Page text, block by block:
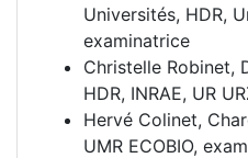
Universités, HDR,
examinatrice
Christelle Robinet,
HDR, INRAE, UR
Hervé Colinet,
UMR ECOBIO,